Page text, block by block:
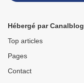
Hébergé par Canalblog
Top articles
Pages
Contact